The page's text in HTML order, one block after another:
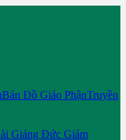
Bản Đồ Giáo PhậnTruyền
Giảng Đức Giám